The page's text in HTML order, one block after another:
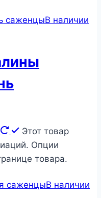
В наличии
Этот товар
Опции
товара.
В наличии